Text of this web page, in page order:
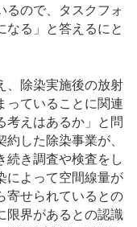
るので、タスクフォ
なる」と答えるにと
、除染実施後の放射
っていることに関連
考えはあるか」と問
した除染事業が、
続き調査や検査をし
によって空間線量が
寄せられているとの
限界があるとの認識